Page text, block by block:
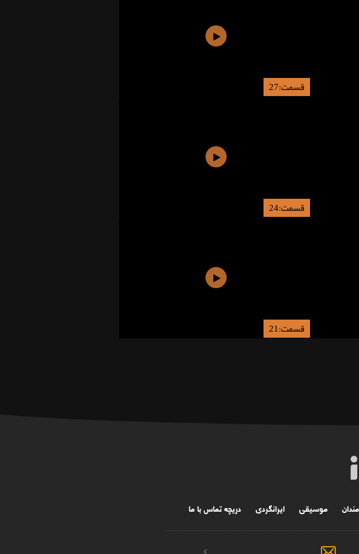
قسمت:27
قسمت:24
قسمت:21
موسیقی ایرانگردی دریچه تماس با ما